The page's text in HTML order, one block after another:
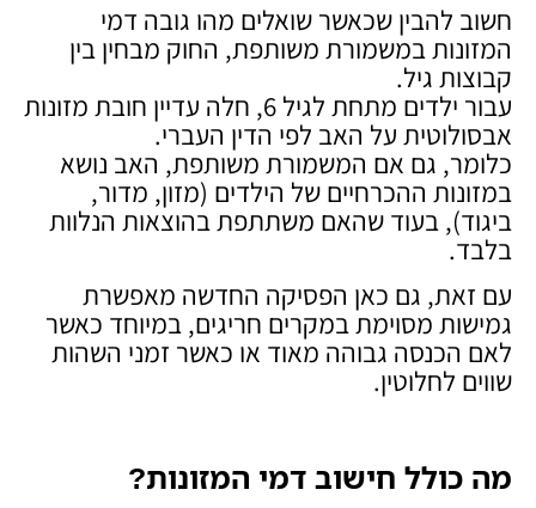
חשוב להבין שכאשר שואלים מהו גובה דמי
המזונות במשמורת משותפת, החוק מבחין בין
קבוצות גיל.
עבור ילדים מתחת לגיל 6, חלה עדיין חובת מזונות
אבסולוטית על האב לפי הדין העברי.
כלומר, גם אם המשמורת משותפת, האב נושא
במזונות ההכרחיים של הילדים (מזון, מדור,
ביגוד), בעוד שהאם משתתפת בהוצאות הנלוות
בלבד.
עם זאת, גם כאן הפסיקה החדשה מאפשרת
גמישות מסוימת במקרים חריגים, במיוחד כאשר
לאם הכנסה גבוהה מאוד או כאשר זמני השהות
שווים לחלוטין.
מה כולל חישוב דמי המזונות?